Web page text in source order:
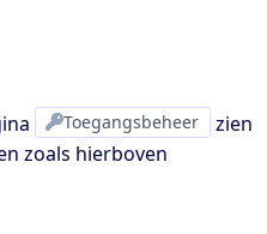
Toegangsbeheer
zien
zoals hierboven